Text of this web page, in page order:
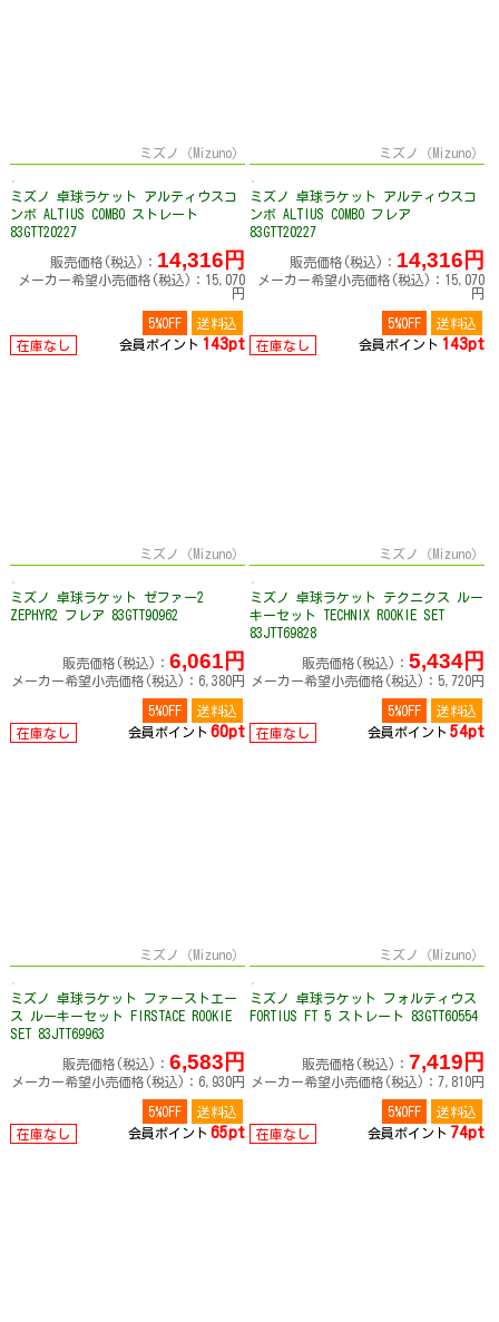
ミズノ（Mizuno）
ミズノ 卓球ラケット アルティウスコ
ンボ ALTIUS COMBO ストレート
83GTT20227
販売価格(税込)： 14,316円
メーカー希望小売価格(税込)：15,070
円
5%OFF
送料込
在庫なし
会員ポイント 143pt
ミズノ（Mizuno）
ミズノ 卓球ラケット アルティウスコ
ンボ ALTIUS COMBO フレア
83GTT20227
販売価格(税込)： 14,316円
メーカー希望小売価格(税込)：15,070
円
5%OFF
送料込
在庫なし
会員ポイント 143pt
ミズノ（Mizuno）
ミズノ 卓球ラケット ゼファー2
ZEPHYR2 フレア 83GTT90962
販売価格(税込)： 6,061円
メーカー希望小売価格(税込)：6,380円
5%OFF
送料込
在庫なし
会員ポイント 60pt
ミズノ（Mizuno）
ミズノ 卓球ラケット テクニクス ルー
キーセット TECHNIX ROOKIE SET
83JTT69828
販売価格(税込)： 5,434円
メーカー希望小売価格(税込)：5,720円
5%OFF
送料込
在庫なし
会員ポイント 54pt
ミズノ（Mizuno）
ミズノ 卓球ラケット ファーストエー
ス ルーキーセット FIRSTACE ROOKIE
SET 83JTT69963
販売価格(税込)： 6,583円
メーカー希望小売価格(税込)：6,930円
5%OFF
送料込
在庫なし
会員ポイント 65pt
ミズノ（Mizuno）
ミズノ 卓球ラケット フォルティウス
FORTIUS FT 5 ストレート 83GTT60554
販売価格(税込)： 7,419円
メーカー希望小売価格(税込)：7,810円
5%OFF
送料込
在庫なし
会員ポイント 74pt